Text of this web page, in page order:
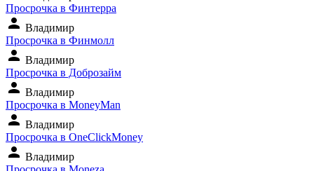
Просрочка в Финтерра
person Владимир
Просрочка в Финмолл
person Владимир
Просрочка в Доброзайм
person Владимир
Просрочка в MoneyMan
person Владимир
Просрочка в OneClickMoney
person Владимир